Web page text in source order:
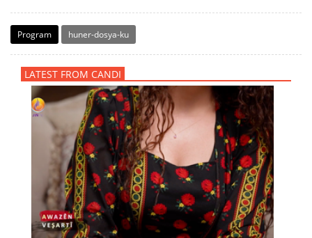
Program huner-dosya-ku
LATEST FROM CANDI